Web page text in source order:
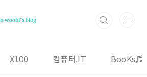
X100 컴퓨터.IT BooKs♬